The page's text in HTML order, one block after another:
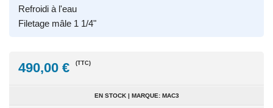
Refroidi à l'eau
Filetage mâle 1 1/4"
490,00 € (TTC)
EN STOCK | MARQUE: MAC3